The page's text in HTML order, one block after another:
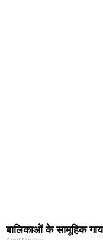
बालिकाओं के सामूहिक